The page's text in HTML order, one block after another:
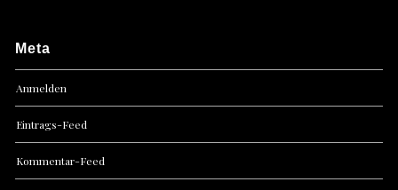
Meta
Anmelden
Eintrags-Feed
Kommentar-Feed